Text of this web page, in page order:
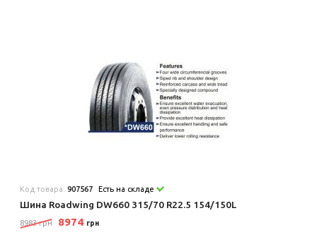
Код товара:907567 Есть на складе
Шина Roadwing DW660 315/70 R22.5 154/150L
8983 грн 8974 грн